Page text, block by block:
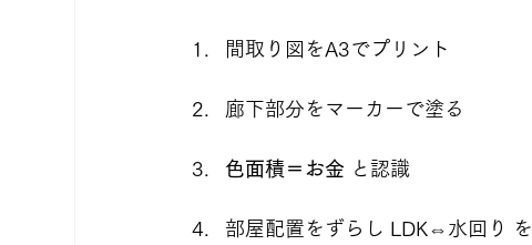
間取り図をA3でプリント
廊下部分をマーカーで塗る
色面積＝お金 と認識
部屋配置をずらし LDK⇔水回り を